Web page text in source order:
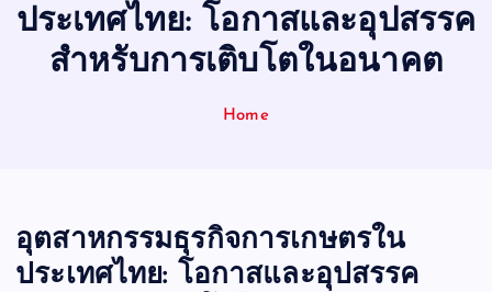
ประเทศไทย: โอกาสและอุปสรรค
สำหรับการเติบโตในอนาคต
Home
อุตสาหกรรมธุรกิจการเกษตรใน
ประเทศไทย: โอกาสและอุปสรรค